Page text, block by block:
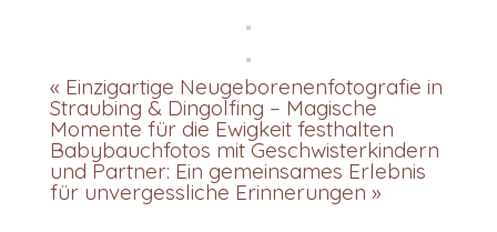
« Einzigartige Neugeborenenfotografie in
Straubing & Dingolfing – Magische
Momente für die Ewigkeit festhalten
Babybauchfotos mit Geschwisterkindern
und Partner: Ein gemeinsames Erlebnis
für unvergessliche Erinnerungen »